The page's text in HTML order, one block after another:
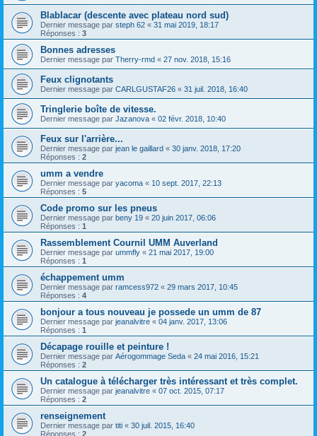
Blablacar (descente avec plateau nord sud)
Dernier message par steph 62 « 31 mai 2019, 18:17
Réponses : 3
Bonnes adresses
Dernier message par Therry-rmd « 27 nov. 2018, 15:16
Feux clignotants
Dernier message par CARLGUSTAF26 « 31 juil. 2018, 16:40
Tringlerie boîte de vitesse.
Dernier message par Jazanova « 02 févr. 2018, 10:40
Feux sur l'arrière...
Dernier message par jean le gaillard « 30 janv. 2018, 17:20
Réponses : 2
umm a vendre
Dernier message par yacoma « 10 sept. 2017, 22:13
Réponses : 5
Code promo sur les pneus
Dernier message par beny 19 « 20 juin 2017, 06:06
Réponses : 1
Rassemblement Cournil UMM Auverland
Dernier message par ummfly « 21 mai 2017, 19:00
Réponses : 1
échappement umm
Dernier message par ramcess972 « 29 mars 2017, 10:45
Réponses : 4
bonjour a tous nouveau je possede un umm de 87
Dernier message par jeanalvitre « 04 janv. 2017, 13:06
Réponses : 1
Décapage rouille et peinture !
Dernier message par Aérogommage Seda « 24 mai 2016, 15:21
Réponses : 2
Un catalogue à télécharger très intéressant et très complet.
Dernier message par jeanalvitre « 07 oct. 2015, 07:17
Réponses : 2
renseignement
Dernier message par titi « 30 juil. 2015, 16:40
Réponses : 2